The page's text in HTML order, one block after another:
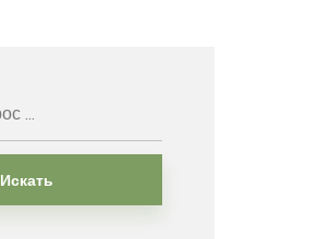
Искать